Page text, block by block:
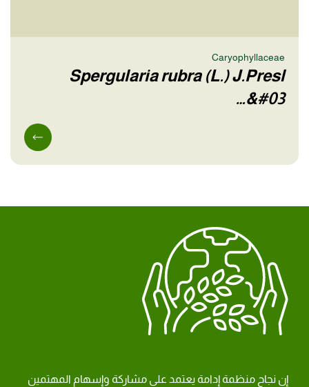
Caryophyllaceae
Spergularia rubra (L.) J.Presl
&#03…
إن نجاح منظمة إدامة يعتمد على مشاركة وإسهام المهتمين